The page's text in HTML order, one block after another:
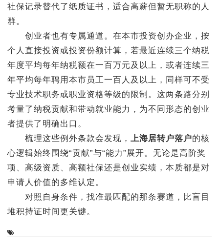
社保记录替代了纸质证书，适合高薪但暂无职称的人
群。
创业者也有专属通道。在本市投资创办企业，按
个人直接投资或投资份额计算，若最近连续三个纳税
年度平均每年纳税额在一百万元及以上，或者连续三
年平均每年聘用本市员工一百人及以上，同样可不受
专业技术职务或职业资格等级的限制。这两条路分别
考量了纳税贡献和带动就业能力，为不同形态的创业
者提供了明确出口。
梳理这些例外条款会发现， 上海居转户落户的核
心逻辑始终围绕“贡献”与“能力”展开。无论是高阶奖
项、高级资质、高额社保还是创业实绩，本质都是对
申请人价值的多维认定。
对照自身条件，找准最匹配的那条赛道，比盲目
堆积持证时间更关键。